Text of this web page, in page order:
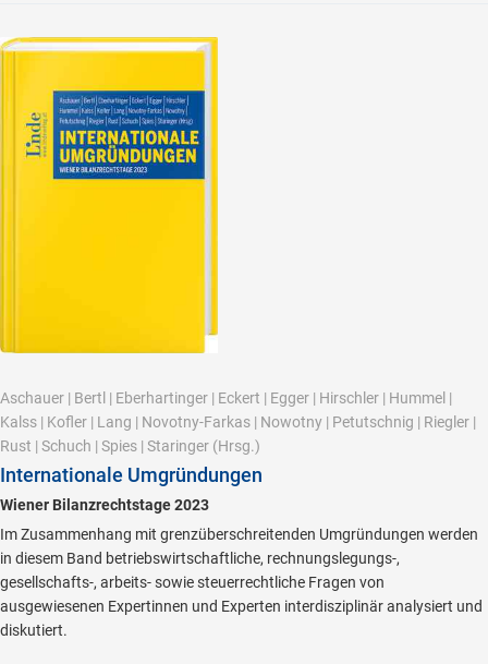
Aschauer | Bertl | Eberhartinger | Eckert | Egger | Hirschler | Hummel |
Kalss | Kofler | Lang | Novotny-Farkas | Nowotny | Petutschnig | Riegler |
Rust | Schuch | Spies | Staringer (Hrsg.)
Internationale Umgründungen
Wiener Bilanzrechtstage 2023
Im Zusammenhang mit grenzüberschreitenden Umgründungen werden
in diesem Band betriebswirtschaftliche, rechnungslegungs-,
gesellschafts-, arbeits- sowie steuerrechtliche Fragen von
ausgewiesenen Expertinnen und Experten interdisziplinär analysiert und
diskutiert.